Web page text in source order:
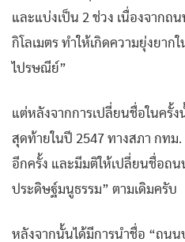
และแบ่งเป็น 2 ช่วง เนื่องจากถ
กิโลเมตร ทำให้เกิดความยุ่งยา
ไปรษณีย์”
แต่หลังจากการเปลี่ยนชื่อในครั้
สุดท้ายในปี 2547 ทางสภา กท
อีกครั้ง และมีมติให้เปลี่ยนชื่อถ
ประดิษฐ์มนูธรรม” ตามเดิมครับ
หลังจากนั้นได้มีการนำชื่อ “ถนน